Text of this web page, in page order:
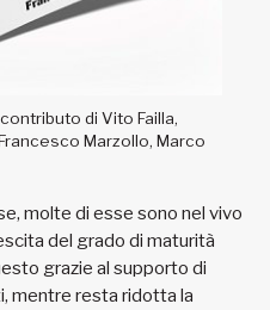
di Vito Failla,
Marzollo, Marco
molte di esse sono nel vivo
del grado di maturità
grazie al supporto di
mentre resta ridotta la